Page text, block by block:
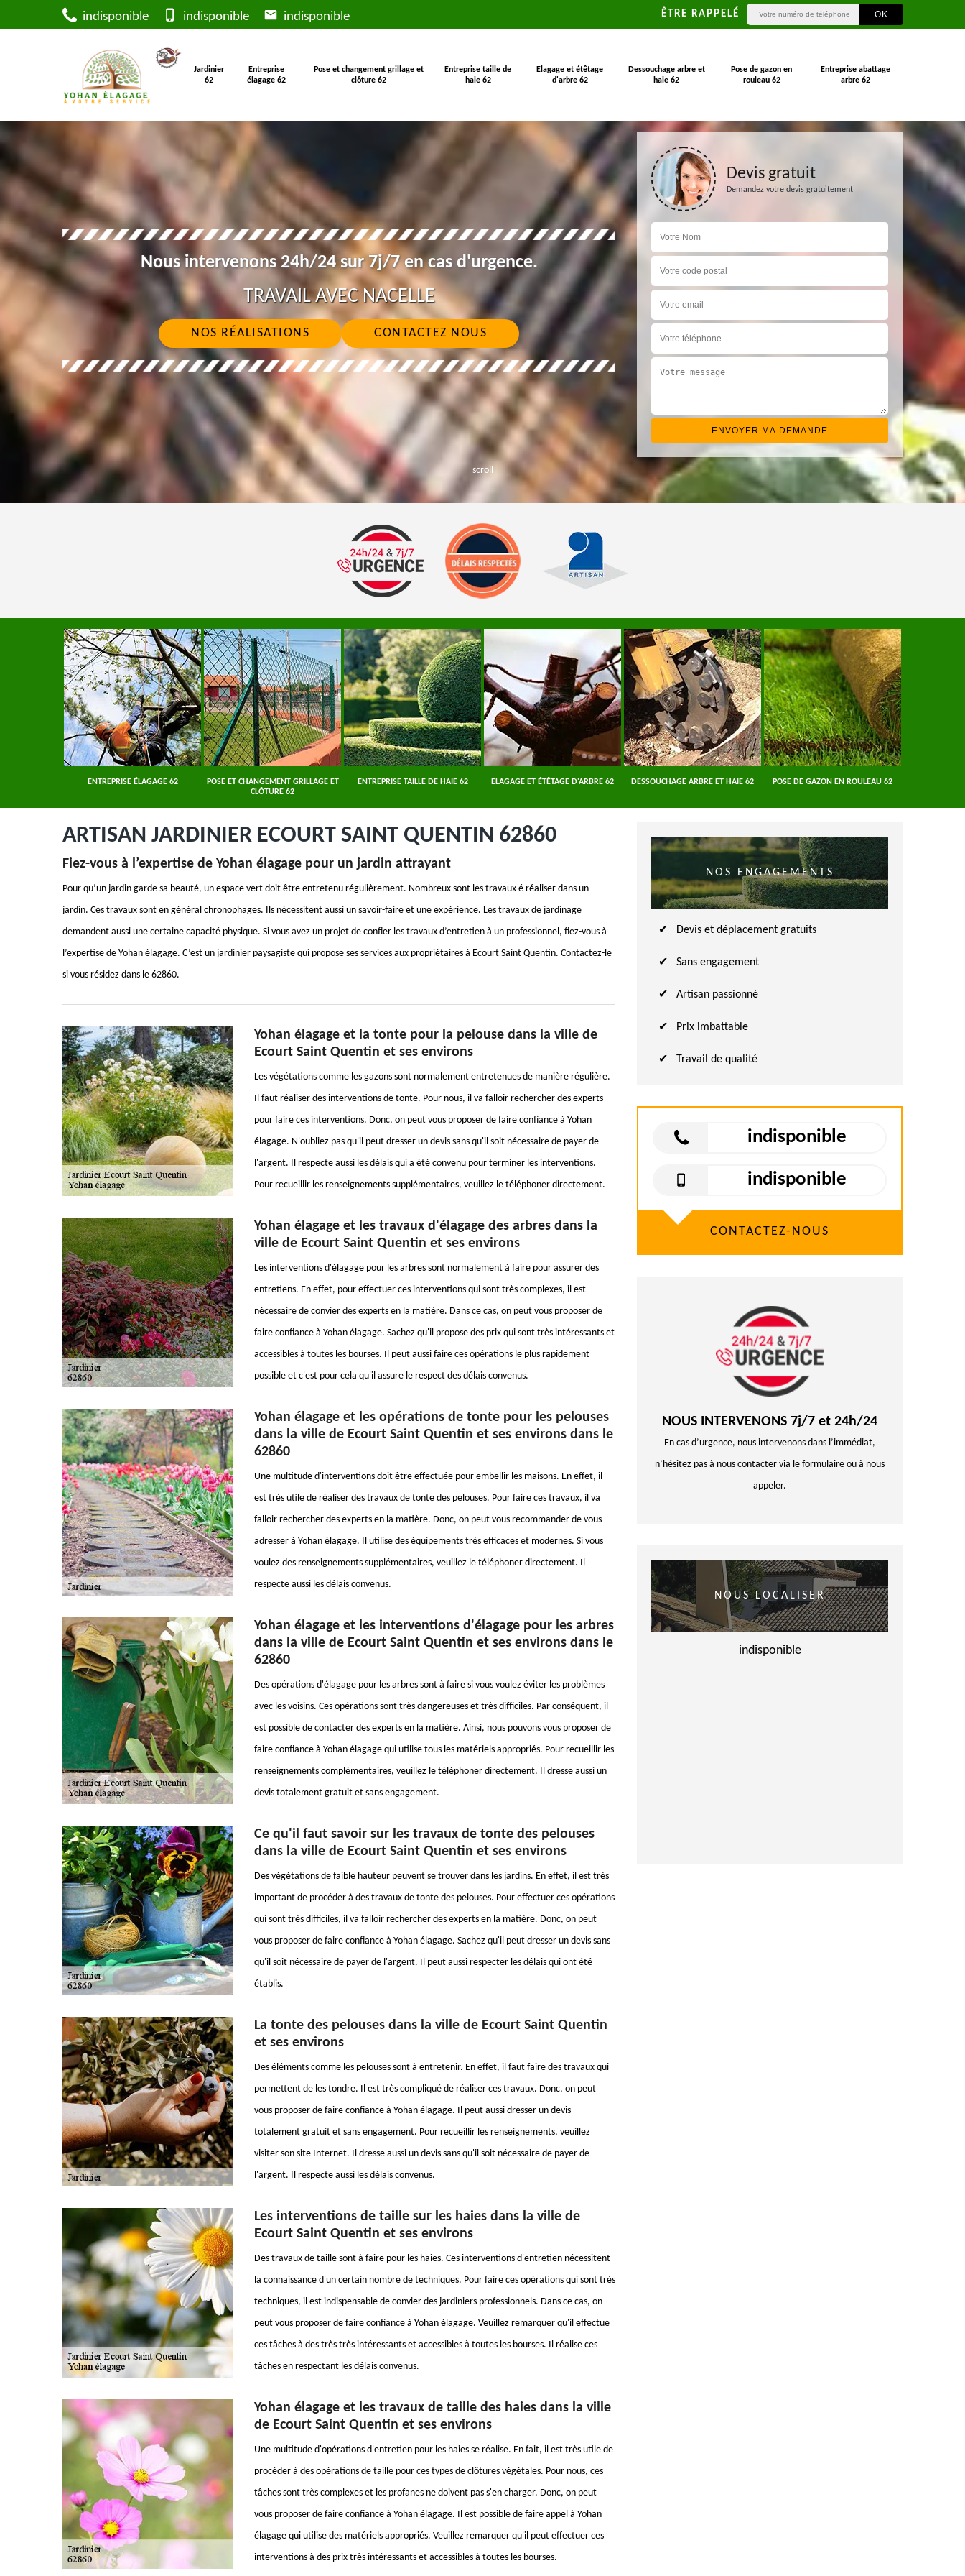
indisponible indisponible indisponible ÊTRE RAPPELÉ
Jardinier
62
Entreprise
élagage 62
Pose et changement grillage et
clôture 62
Entreprise taille de
haie 62
Elagage et étêtage
d'arbre 62
Dessouchage arbre et
haie 62
Pose de gazon en
rouleau 62
Entreprise abattage
arbre 62
scroll
Nous intervenons 24h/24 sur 7j/7 en cas d'urgence.
TRAVAIL AVEC NACELLE
NOS RÉALISATIONS CONTACTEZ NOUS
Devis gratuit
Demandez votre devis gratuitement
ENTREPRISE ÉLAGAGE 62
POSE ET CHANGEMENT GRILLAGE ET
CLÔTURE 62
ENTREPRISE TAILLE DE HAIE 62 ELAGAGE ET ÉTÊTAGE D'ARBRE 62 DESSOUCHAGE ARBRE ET HAIE 62 POSE DE GAZON EN ROULEAU 62
ARTISAN JARDINIER ECOURT SAINT QUENTIN 62860
Fiez-vous à l’expertise de Yohan élagage pour un jardin attrayant
Pour qu’un jardin garde sa beauté, un espace vert doit être entretenu régulièrement. Nombreux sont les travaux é réaliser dans un
jardin. Ces travaux sont en général chronophages. Ils nécessitent aussi un savoir-faire et une expérience. Les travaux de jardinage
demandent aussi une certaine capacité physique. Si vous avez un projet de confier les travaux d’entretien à un professionnel, fiez-vous à
l’expertise de Yohan élagage. C’est un jardinier paysagiste qui propose ses services aux propriétaires à Ecourt Saint Quentin. Contactez-le
si vous résidez dans le 62860.
Yohan élagage et la tonte pour la pelouse dans la ville de
Ecourt Saint Quentin et ses environs
Les végétations comme les gazons sont normalement entretenues de manière régulière.
Il faut réaliser des interventions de tonte. Pour nous, il va falloir rechercher des experts
pour faire ces interventions. Donc, on peut vous proposer de faire confiance à Yohan
élagage. N'oubliez pas qu'il peut dresser un devis sans qu'il soit nécessaire de payer de
l'argent. Il respecte aussi les délais qui a été convenu pour terminer les interventions.
Pour recueillir les renseignements supplémentaires, veuillez le téléphoner directement.
Yohan élagage et les travaux d'élagage des arbres dans la
ville de Ecourt Saint Quentin et ses environs
Les interventions d'élagage pour les arbres sont normalement à faire pour assurer des
entretiens. En effet, pour effectuer ces interventions qui sont très complexes, il est
nécessaire de convier des experts en la matière. Dans ce cas, on peut vous proposer de
faire confiance à Yohan élagage. Sachez qu'il propose des prix qui sont très intéressants et
accessibles à toutes les bourses. Il peut aussi faire ces opérations le plus rapidement
possible et c'est pour cela qu'il assure le respect des délais convenus.
Yohan élagage et les opérations de tonte pour les pelouses
dans la ville de Ecourt Saint Quentin et ses environs dans le
62860
Une multitude d'interventions doit être effectuée pour embellir les maisons. En effet, il
est très utile de réaliser des travaux de tonte des pelouses. Pour faire ces travaux, il va
falloir rechercher des experts en la matière. Donc, on peut vous recommander de vous
adresser à Yohan élagage. Il utilise des équipements très efficaces et modernes. Si vous
voulez des renseignements supplémentaires, veuillez le téléphoner directement. Il
respecte aussi les délais convenus.
Yohan élagage et les interventions d'élagage pour les arbres
dans la ville de Ecourt Saint Quentin et ses environs dans le
62860
Des opérations d'élagage pour les arbres sont à faire si vous voulez éviter les problèmes
avec les voisins. Ces opérations sont très dangereuses et très difficiles. Par conséquent, il
est possible de contacter des experts en la matière. Ainsi, nous pouvons vous proposer de
faire confiance à Yohan élagage qui utilise tous les matériels appropriés. Pour recueillir les
renseignements complémentaires, veuillez le téléphoner directement. Il dresse aussi un
devis totalement gratuit et sans engagement.
Ce qu'il faut savoir sur les travaux de tonte des pelouses
dans la ville de Ecourt Saint Quentin et ses environs
Des végétations de faible hauteur peuvent se trouver dans les jardins. En effet, il est très
important de procéder à des travaux de tonte des pelouses. Pour effectuer ces opérations
qui sont très difficiles, il va falloir rechercher des experts en la matière. Donc, on peut
vous proposer de faire confiance à Yohan élagage. Sachez qu'il peut dresser un devis sans
qu'il soit nécessaire de payer de l'argent. Il peut aussi respecter les délais qui ont été
établis.
La tonte des pelouses dans la ville de Ecourt Saint Quentin
et ses environs
Des éléments comme les pelouses sont à entretenir. En effet, il faut faire des travaux qui
permettent de les tondre. Il est très compliqué de réaliser ces travaux. Donc, on peut
vous proposer de faire confiance à Yohan élagage. Il peut aussi dresser un devis
totalement gratuit et sans engagement. Pour recueillir les renseignements, veuillez
visiter son site Internet. Il dresse aussi un devis sans qu'il soit nécessaire de payer de
l'argent. Il respecte aussi les délais convenus.
Les interventions de taille sur les haies dans la ville de
Ecourt Saint Quentin et ses environs
Des travaux de taille sont à faire pour les haies. Ces interventions d'entretien nécessitent
la connaissance d'un certain nombre de techniques. Pour faire ces opérations qui sont très
techniques, il est indispensable de convier des jardiniers professionnels. Dans ce cas, on
peut vous proposer de faire confiance à Yohan élagage. Veuillez remarquer qu'il effectue
ces tâches à des très très intéressants et accessibles à toutes les bourses. Il réalise ces
tâches en respectant les délais convenus.
Yohan élagage et les travaux de taille des haies dans la ville
de Ecourt Saint Quentin et ses environs
Une multitude d'opérations d'entretien pour les haies se réalise. En fait, il est très utile de
procéder à des opérations de taille pour ces types de clôtures végétales. Pour nous, ces
tâches sont très complexes et les profanes ne doivent pas s'en charger. Donc, on peut
vous proposer de faire confiance à Yohan élagage. Il est possible de faire appel à Yohan
élagage qui utilise des matériels appropriés. Veuillez remarquer qu'il peut effectuer ces
interventions à des prix très intéressants et accessibles à toutes les bourses.
NOS ENGAGEMENTS
Devis et déplacement gratuits
Sans engagement
Artisan passionné
Prix imbattable
Travail de qualité
indisponible
indisponible
CONTACTEZ-NOUS
NOUS INTERVENONS 7j/7 et 24h/24
En cas d’urgence, nous intervenons dans l’immédiat,
n’hésitez pas à nous contacter via le formulaire ou à nous
appeler.
NOUS LOCALISER
indisponible